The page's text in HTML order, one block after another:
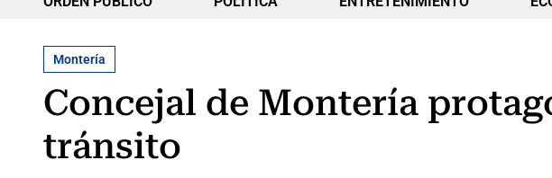
Montería
Concejal de Montería
tránsito